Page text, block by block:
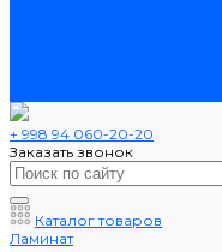
+ 998 94 060-20-20
Заказать звонок
Каталог товаров
Ламинат